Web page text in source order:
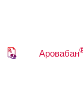
Аровабан